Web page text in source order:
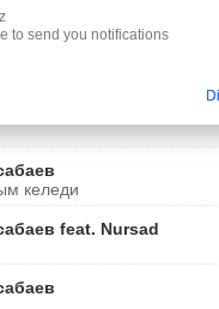
келеди
feat. Nursad
to send you notifications